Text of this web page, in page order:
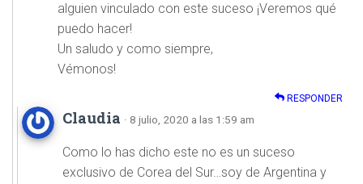
alguien vinculado con este suceso ¡Veremos qué
puedo hacer!
Un saludo y como siempre,
Vémonos!
RESPONDER
Claudia · 8 julio, 2020 a las 1:59 am
Como lo has dicho este no es un suceso
exclusivo de Corea del Sur…soy de Argentina y